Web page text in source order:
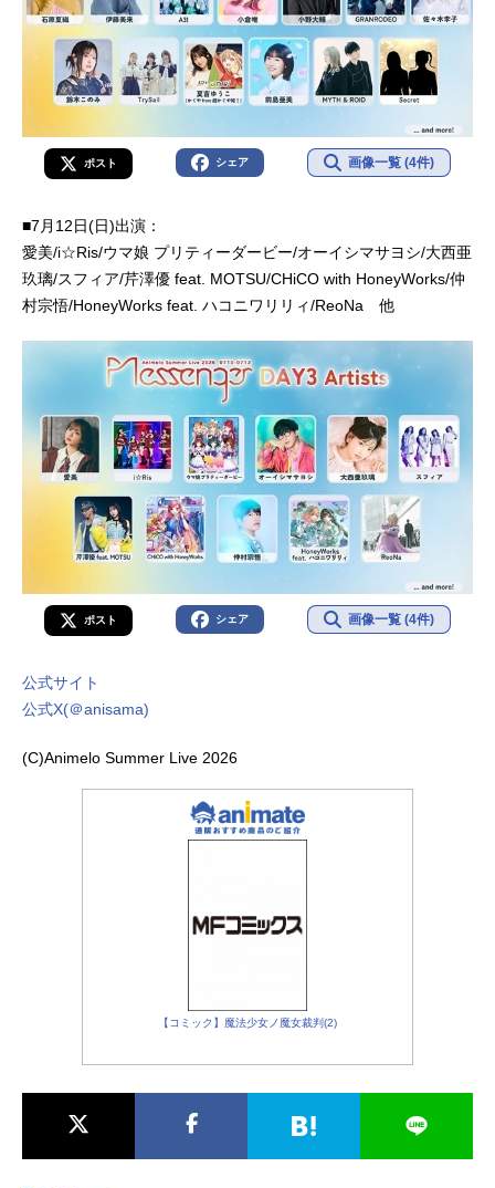
ポスト シェア 画像一覧 (4件)
■7月12日(日)出演：
愛美/i☆Ris/ウマ娘 プリティーダービー/オーイシマサヨシ/大西亜
玖璃/スフィア/芹澤優 feat. MOTSU/CHiCO with HoneyWorks/仲
村宗悟/HoneyWorks feat. ハコニワリリィ/ReoNa 他
ポスト シェア 画像一覧 (4件)
公式サイト
公式X(＠anisama)
(C)Animelo Summer Live 2026
【コミック】魔法少女ノ魔女裁判(2)